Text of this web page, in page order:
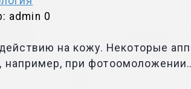
admin 0
на кожу. Некоторые
например, при